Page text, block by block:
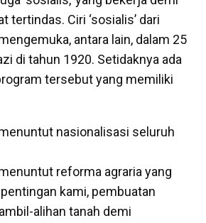
tertindas. Ciri ‘sosialis’ dari
antara lain, dalam 25
di tahun 1920. Setidaknya ada
tersebut yang memiliki
nasionalisasi seluruh
reforma agraria yang
kami, pembuatan
alihan tanah demi